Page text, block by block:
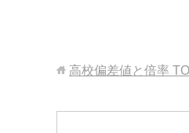
高校偏差値と倍率